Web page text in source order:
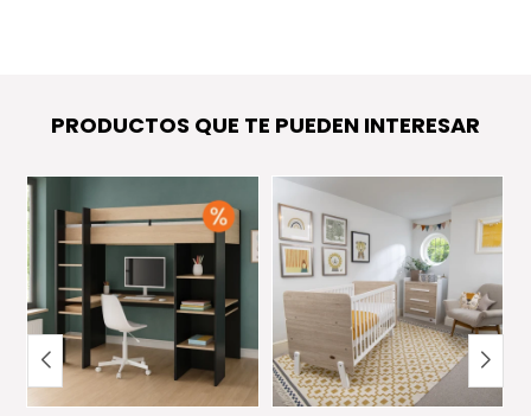
PRODUCTOS QUE TE PUEDEN INTERESAR